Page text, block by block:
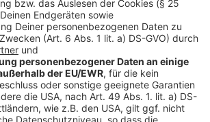
Prime Video
nur knapp dem Tod entgangen. Nun
Schergen des Dunklen Königs